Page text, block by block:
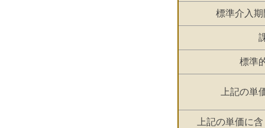
標準介入
標準
上記の単
上記の単価に